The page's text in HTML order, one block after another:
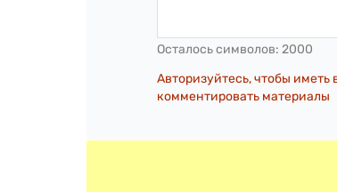
Осталось символов: 2000
Авторизуйтесь, чтобы иметь
комментировать материалы